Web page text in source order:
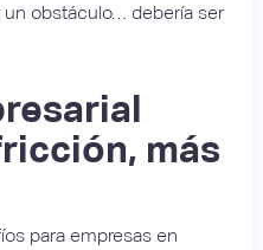
obstáculo… debería ser
más
para empresas en